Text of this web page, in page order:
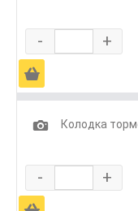
- +
Ä
1
Колодка
- +